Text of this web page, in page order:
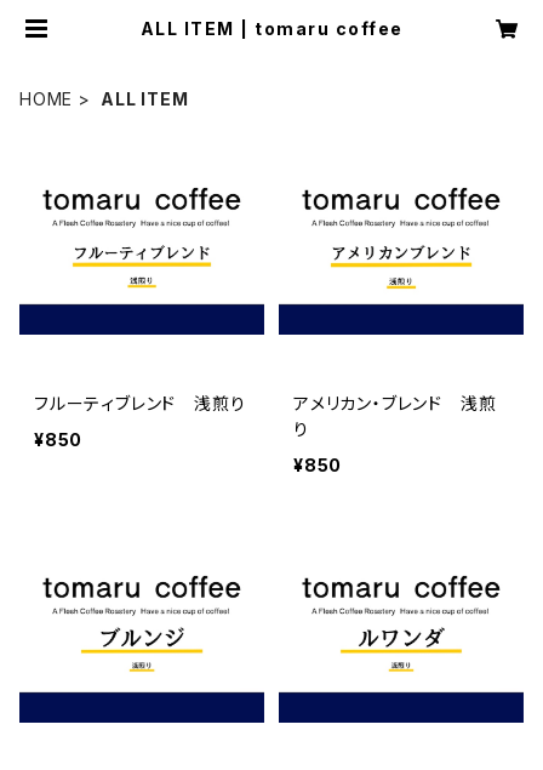
ALL ITEM | tomaru coffee
HOME ALL ITEM
フルーティブレンド 浅煎り
¥850
アメリカン・ブレンド 浅煎
り
¥850